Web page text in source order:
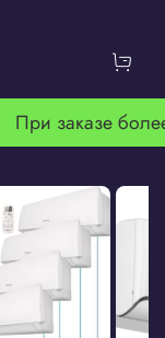
При заказе